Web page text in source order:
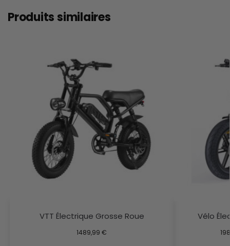
Produits similaires
VTT Électrique Grosse Roue
1489,99€
Vélo